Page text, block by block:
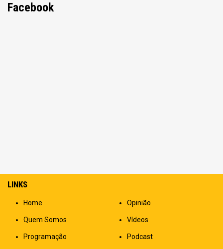
Facebook
LINKS
Home
Quem Somos
Programação
Opinião
Vídeos
Podcast